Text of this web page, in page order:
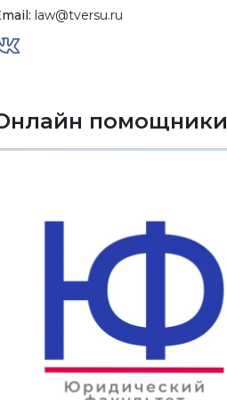
law@tversu.ru
помощники